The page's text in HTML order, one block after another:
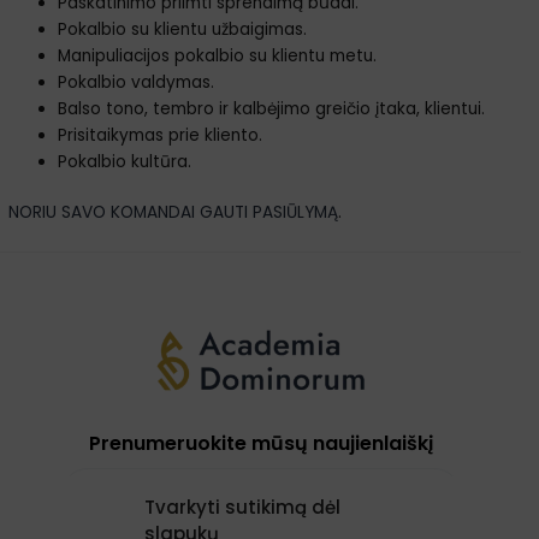
Tvarkyti sutikimą dėl
slapukų
Pokalbio su klientu užbaigimas.
Manipuliacijos pokalbio su klientu metu.
Pokalbio valdymas.
Balso tono, tembro ir kalbėjimo greičio įtaka, klientui.
Prisitaikymas prie kliento.
Pokalbio kultūra.
NORIU SAVO KOMANDAI GAUTI PASIŪLYMĄ.
Prenumeruokite mūsų naujienlaiškį